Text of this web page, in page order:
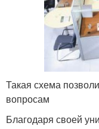
Такая схема
вопросам
Благодаря своей